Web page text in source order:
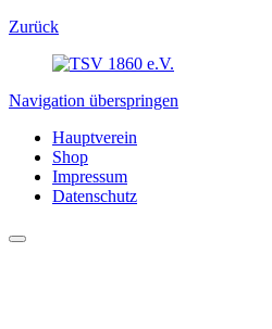
Zurück
Navigation überspringen
Hauptverein
Shop
Impressum
Datenschutz